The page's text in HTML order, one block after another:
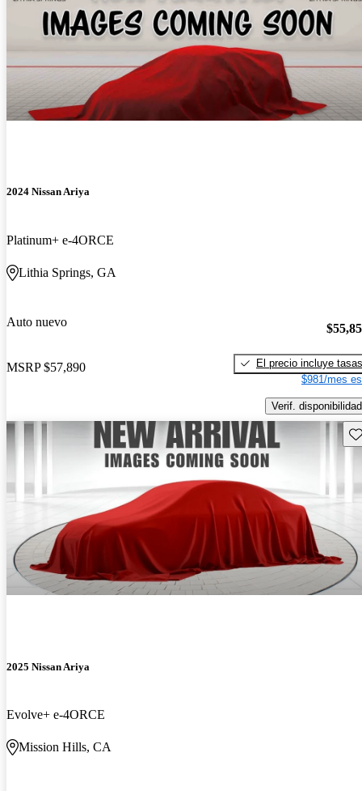
2024 Nissan Ariya
Platinum+ e-4ORCE
Lithia Springs, GA
Auto nuevo
MSRP $57,890
El precio incluye tasas
$981/mes
Verif. disponibilidad
2025 Nissan Ariya
Evolve+ e-4ORCE
Mission Hills, CA